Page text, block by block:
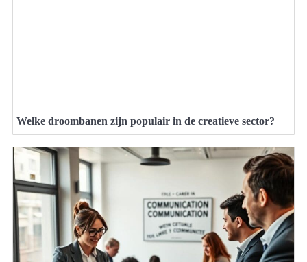
Welke droombanen zijn populair in de creatieve sector?